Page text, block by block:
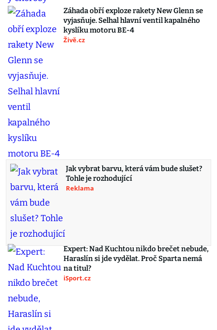
Záhada obří exploze rakety New Glenn se
vyjasňuje. Selhal hlavní ventil kapalného
kyslíku motoru BE-4
Živě.cz
Jak vybrat barvu, která vám bude slušet?
Tohle je rozhodující
Reklama
Expert: Nad Kuchtou nikdo brečet nebude,
Haraslín si jde vydělat. Proč Sparta nemá
na titul?
iSport.cz